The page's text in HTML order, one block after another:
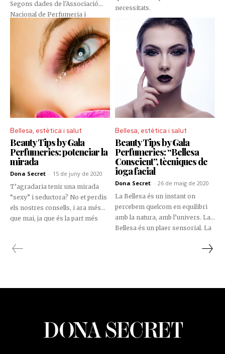
Segons dades de l'Associació
Nacional de Perfumeria i
Cosmètica, ens gastem uns 1.200
milions d'euros a l'any en
fragàncies. I entre els aromes
favorits destaquen, per sobre de
la resta, les que tenen notes
necessitats.
Bellesa, estètica i salut
Beauty Tips by Gala
Perfumeries: potenciar la
mirada
Dona Secret - 15 de juny de 2020
T’agradaria tenir una mirada
“sexy” i seductora? No et perdis
els nostres consells, i ara més
que mai, ja que és la part més
Bellesa, estètica i salut
Beauty Tips by Gala
Perfumeries: “Bellesa
Conscient”, tècniques de
ioga facial
Dona Secret - 26 de maig de 2020
La Bellesa és un instant on
percebem quelcom en equilibri
amb la natura, amb l’univers. La
Bellesa és un plaer sensorial. La
sensacions, les percepcions, per
ell us proposem una sèrie de
tècniques per a cuidar la nostra